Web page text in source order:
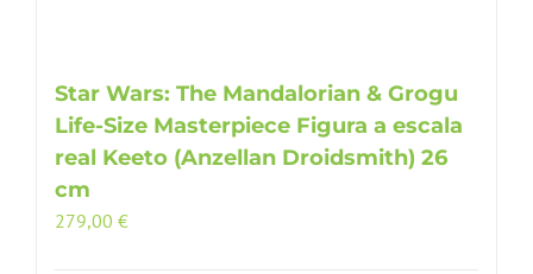
Star Wars: The Mandalorian & Grogu
Life-Size Masterpiece Figura a escala
real Keeto (Anzellan Droidsmith) 26
cm
279,00 €